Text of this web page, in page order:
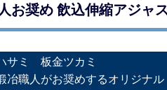
お奨め 飲込伸縮アジャ
サミ 板金ツカミ
冶職人がお奨めするオリジナ